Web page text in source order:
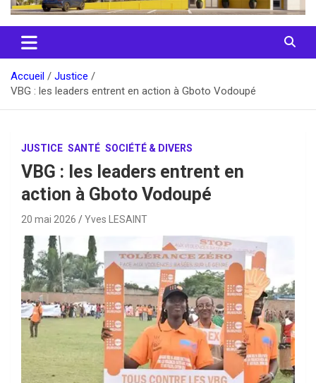
Accueil
Justice
VBG : les leaders entrent en action à Gboto Vodoupé
JUSTICE SANTÉ SOCIÉTÉ & DIVERS
VBG : les leaders entrent en
action à Gboto Vodoupé
20 mai 2026 Yves LESAINT